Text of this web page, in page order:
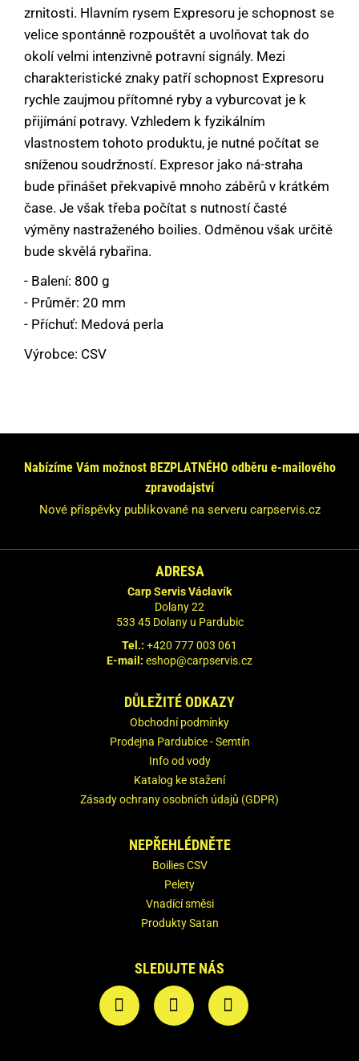
zrnitosti. Hlavním rysem Expresoru je schopnost se
velice spontánně rozpouštět a uvolňovat tak do
okolí velmi intenzivně potravní signály. Mezi
charakteristické znaky patří schopnost Expresoru
rychle zaujmou přítomné ryby a vyburcovat je k
přijímání potravy. Vzhledem k fyzikálním
vlastnostem tohoto produktu, je nutné počítat se
sníženou soudržností. Expresor jako ná-straha
bude přinášet překvapivě mnoho záběrů v krátkém
čase. Je však třeba počítat s nutností časté
výměny nastraženého boilies. Odměnou však určitě
bude skvělá rybařina.
- Balení: 800 g
- Průměr: 20 mm
- Příchuť: Medová perla
Výrobce: CSV
Neváhejte se na nás obrátit!
Odpovíme Vám do 24 hodin.
Vaše údaje nebudeme nikde zveřejňovat.
Nabízíme Vám možnost BEZPLATNÉHO odběru e-mailového
zpravodajství
Nové příspěvky publikované na serveru carpservis.cz
ADRESA
Carp Servis Václavík
Dolany 22
533 45 Dolany u Pardubic
Tel.: +420 777 003 061
E-mail: eshop@carpservis.cz
DŮLEŽITÉ ODKAZY
Obchodní podmínky
Prodejna Pardubice - Semtín
Info od vody
Katalog ke stažení
Zásady ochrany osobních údajů (GDPR)
NEPŘEHLÉDNĚTE
Boilies CSV
Pelety
Vnadící směsi
Produkty Satan
SLEDUJTE NÁS